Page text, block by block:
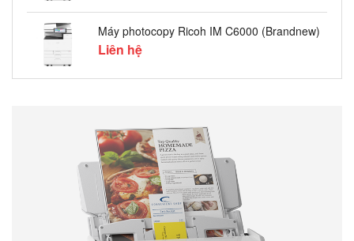
Máy photocopy Ricoh IM C6000 (Brandnew)
Liên hệ